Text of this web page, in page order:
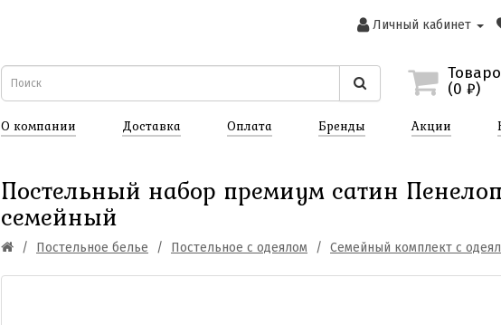
Личный кабинет
(0 ₽)
О компании Доставка Оплата Бренды Акции
Постельный набор премиум сатин
семейный
Постельное белье Постельное с одеялом Семейный комплект с